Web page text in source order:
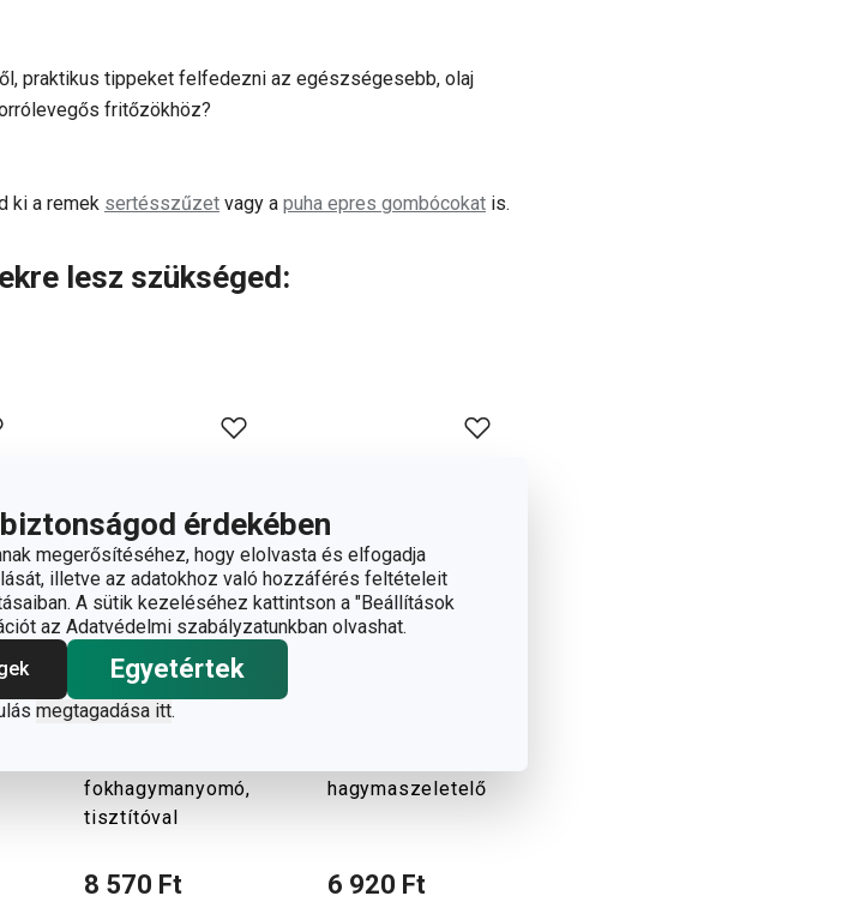
érdekében
megerősítéséhez, hogy elolvasta és elfogadja
illetve az adatokhoz való hozzáférés feltételeit
A sütik kezeléséhez kattintson a "Beállítások
az Adatvédelmi szabályzatunkban olvashat.
Egyetértek
megtagadása itt.
praktikus tippeket felfedezni az egészségesebb, olaj
fritőzökhöz?
ki a remek sertésszűzet vagy a puha epres gombócokat is.
lesz szükséged:
fokhagymanyomó,
tisztítóval
8 570 Ft
hagymaszeletelő
6 920 Ft